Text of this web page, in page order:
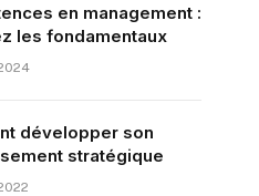
en management :
les fondamentaux
développer son
stratégique